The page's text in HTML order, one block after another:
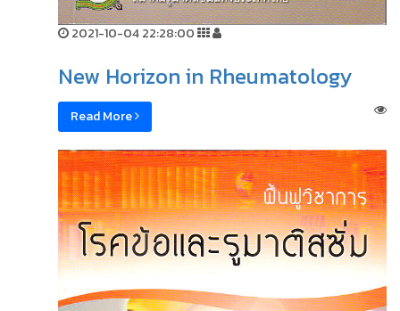
2021-10-04 22:28:00
New Horizon in Rheumatology
Read More